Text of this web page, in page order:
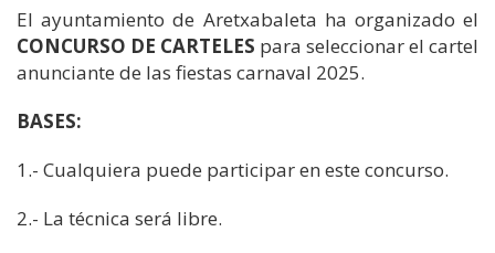
El ayuntamiento de Aretxabaleta ha organizado el
CONCURSO DE CARTELES para seleccionar el cartel
anunciante de las fiestas carnaval 2025.
BASES:
1.- Cualquiera puede participar en este concurso.
2.- La técnica será libre.